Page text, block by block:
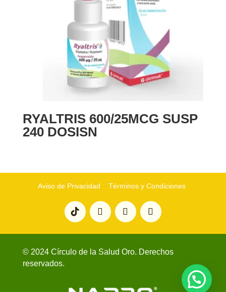
RYALTRIS 600/25MCG SUSP
240 DOSISN
Aviso de Privacidad Términos y Condiciones
© 2024 Círculo de la Salud Oro. Derechos
reservados.